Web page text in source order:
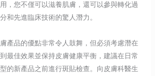
，您不僅可以滋養肌膚，還可以參與轉化過
和先進臨床技術的驚人潛力。
產品的優點非常令人鼓舞，但必須考慮潛在
最佳效果並保持皮膚健康平衡，建議在日常
的新產品之前進行斑貼檢查。向皮膚科醫生